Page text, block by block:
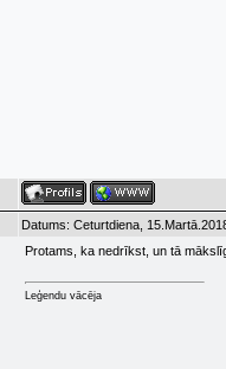
Datums: Ceturtdiena,
Protams, ka nedrīkst, un tā
Leģendu vācēja